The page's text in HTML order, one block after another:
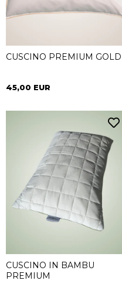
CUSCINO PREMIUM GOLD
45,00 EUR
CUSCINO IN BAMBU
PREMIUM